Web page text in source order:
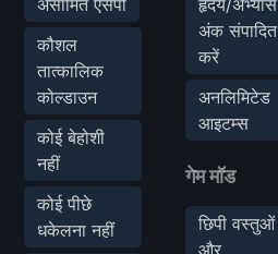
कौशल
तात्कालिक
कोल्डाउन
कोई बेहोशी
नहीं
कोई पीछे
धकेलना नहीं
अंक संपादित
करें
अनलिमिटेड
आइटम्स
गेम मॉड
छिपी वस्तुओं
और